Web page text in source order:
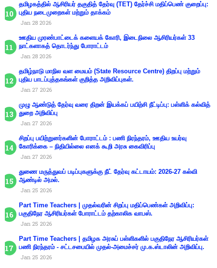
தமிழகத்தில் ஆசிரியர் தகுதித் தேர்வு (TET) தேர்ச்சி மதிப்பெண் குறைப்பு:
புதிய நடைமுறைகள் மற்றும் தாக்கம்
Jan 28 2026
ஊதிய முரண்பாட்டைக் களையக் கோரி, இடைநிலை ஆசிரியர்கள் 33
நாட்களாகத் தொடர்ந்து போராட்டம்
Jan 28 2026
தமிழ்நாடு மாநில வள மையம் (State Resource Centre) திறப்பு மற்றும்
புதிய பாடப்புத்தகங்கள் குறித்த அறிவிப்புகள்.
Jan 27 2026
முழு ஆண்டுத் தேர்வு வரை திறன் இயக்கப் பயிற்சி நீட்டிப்பு: பள்ளிக் கல்வித்
துறை அறிவிப்பு
Jan 27 2026
சிறப்பு பயிற்றுனர்களின் போராட்டம் : பணி நிரந்தரம், ஊதிய உயர்வு
கோரிக்கை – நிதியில்லை எனக் கூறி அரசு கைவிரிப்பு
Jan 27 2026
துணை மருத்துவப் படிப்புகளுக்கு நீட் தேர்வு கட்டாயம்: 2026-27 கல்வி
ஆண்டில் அமல்.
Jan 25 2026
Part Time Teachers | முதல்வரின் சிறப்பு மதிப்பெண்கள் அறிவிப்பு:
பகுதிநேர ஆசிரியர்கள் போராட்டம் தற்காலிக வாபஸ்.
Jan 25 2026
Part Time Teachers | தமிழக அரசுப் பள்ளிகளில் பகுதிநேர ஆசிரியர்கள்
பணி நிரந்தரம் - சட்டசபையில் முதல்-அமைச்சர் மு.க.ஸ்டாலின் அறிவிப்பு.
Jan 25 2026